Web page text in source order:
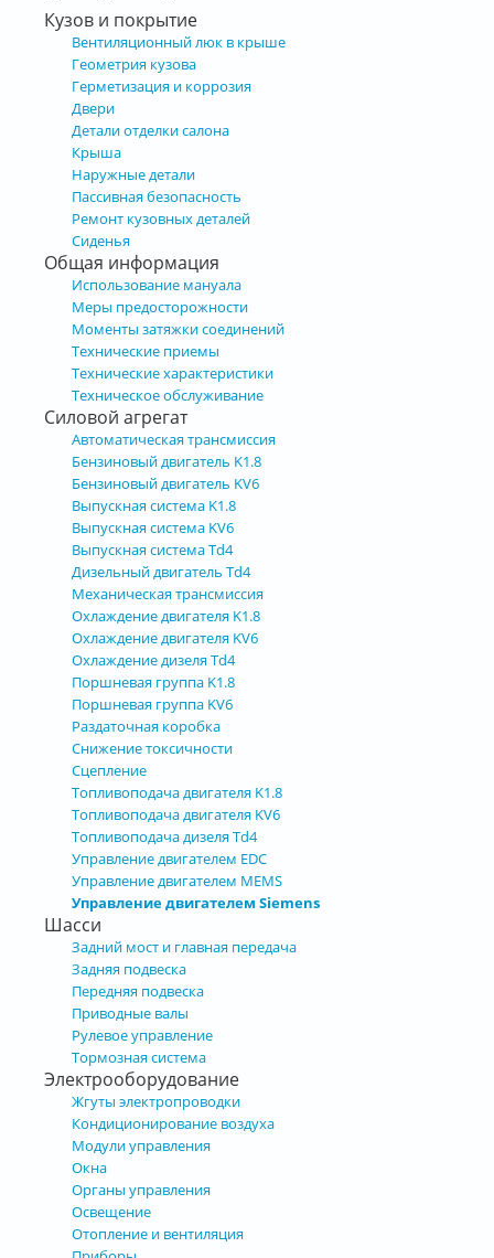
Кузов и покрытие
Вентиляционный люк в крыше
Геометрия кузова
Герметизация и коррозия
Двери
Детали отделки салона
Крыша
Наружные детали
Пассивная безопасность
Ремонт кузовных деталей
Сиденья
Общая информация
Использование мануала
Меры предосторожности
Моменты затяжки соединений
Технические приемы
Технические характеристики
Техническое обслуживание
Силовой агрегат
Автоматическая трансмиссия
Бензиновый двигатель K1.8
Бензиновый двигатель KV6
Выпускная система K1.8
Выпускная система KV6
Выпускная система Td4
Дизельный двигатель Td4
Механическая трансмиссия
Охлаждение двигателя K1.8
Охлаждение двигателя KV6
Охлаждение дизеля Td4
Поршневая группа K1.8
Поршневая группа KV6
Раздаточная коробка
Снижение токсичности
Сцепление
Топливоподача двигателя K1.8
Топливоподача двигателя KV6
Топливоподача дизеля Td4
Управление двигателем EDC
Управление двигателем MEMS
Управление двигателем Siemens
Шасси
Задний мост и главная передача
Задняя подвеска
Передняя подвеска
Приводные валы
Рулевое управление
Тормозная система
Электрооборудование
Жгуты электропроводки
Кондиционирование воздуха
Модули управления
Окна
Органы управления
Освещение
Отопление и вентиляция